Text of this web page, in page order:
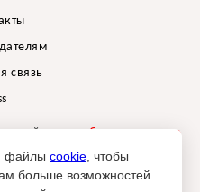
связь
проектбрендингового
Depot
допустимо только при
файлы cookie , чтобы
больше возможностей